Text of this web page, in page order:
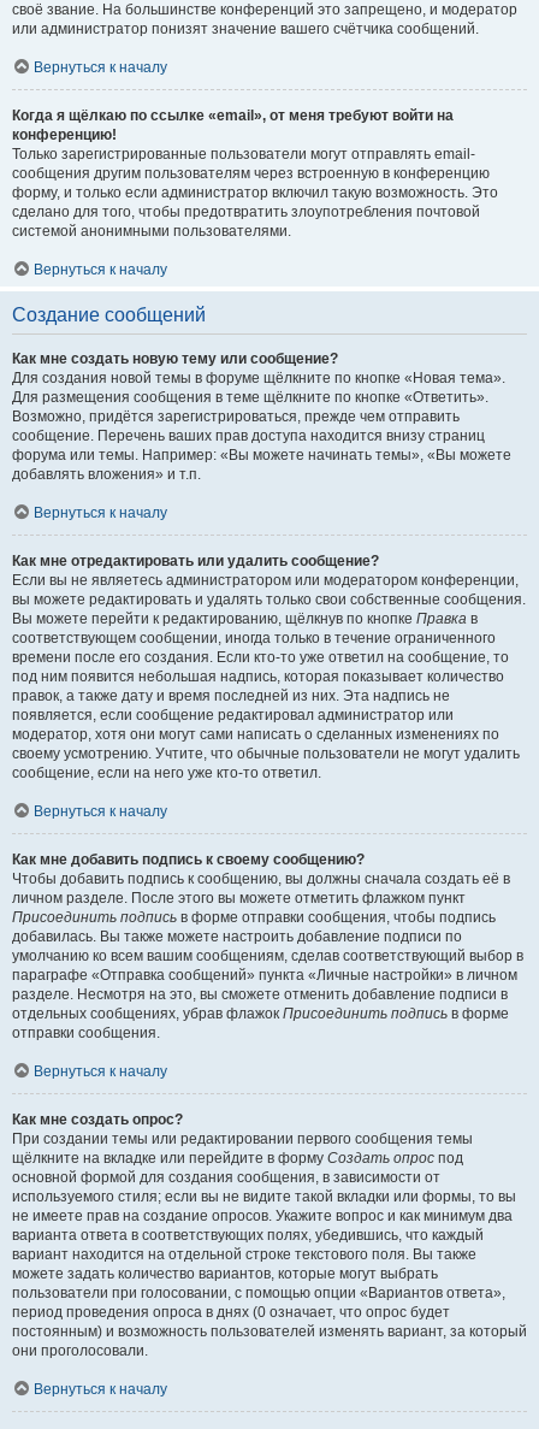
своё звание. На большинстве конференций это запрещено, и модератор
или администратор понизят значение вашего счётчика сообщений.
Вернуться к началу
Когда я щёлкаю по ссылке «email», от меня требуют войти на
конференцию!
Только зарегистрированные пользователи могут отправлять email-
сообщения другим пользователям через встроенную в конференцию
форму, и только если администратор включил такую возможность. Это
сделано для того, чтобы предотвратить злоупотребления почтовой
системой анонимными пользователями.
Вернуться к началу
Создание сообщений
Как мне создать новую тему или сообщение?
Для создания новой темы в форуме щёлкните по кнопке «Новая тема».
Для размещения сообщения в теме щёлкните по кнопке «Ответить».
Возможно, придётся зарегистрироваться, прежде чем отправить
сообщение. Перечень ваших прав доступа находится внизу страниц
форума или темы. Например: «Вы можете начинать темы», «Вы можете
добавлять вложения» и т.п.
Вернуться к началу
Как мне отредактировать или удалить сообщение?
Если вы не являетесь администратором или модератором конференции,
вы можете редактировать и удалять только свои собственные сообщения.
Вы можете перейти к редактированию, щёлкнув по кнопке Правка в
соответствующем сообщении, иногда только в течение ограниченного
времени после его создания. Если кто-то уже ответил на сообщение, то
под ним появится небольшая надпись, которая показывает количество
правок, а также дату и время последней из них. Эта надпись не
появляется, если сообщение редактировал администратор или
модератор, хотя они могут сами написать о сделанных изменениях по
своему усмотрению. Учтите, что обычные пользователи не могут удалить
сообщение, если на него уже кто-то ответил.
Вернуться к началу
Как мне добавить подпись к своему сообщению?
Чтобы добавить подпись к сообщению, вы должны сначала создать её в
личном разделе. После этого вы можете отметить флажком пункт
Присоединить подпись в форме отправки сообщения, чтобы подпись
добавилась. Вы также можете настроить добавление подписи по
умолчанию ко всем вашим сообщениям, сделав соответствующий выбор в
параграфе «Отправка сообщений» пункта «Личные настройки» в личном
разделе. Несмотря на это, вы сможете отменить добавление подписи в
отдельных сообщениях, убрав флажок Присоединить подпись в форме
отправки сообщения.
Вернуться к началу
Как мне создать опрос?
При создании темы или редактировании первого сообщения темы
щёлкните на вкладке или перейдите в форму Создать опрос под
основной формой для создания сообщения, в зависимости от
используемого стиля; если вы не видите такой вкладки или формы, то вы
не имеете прав на создание опросов. Укажите вопрос и как минимум два
варианта ответа в соответствующих полях, убедившись, что каждый
вариант находится на отдельной строке текстового поля. Вы также
можете задать количество вариантов, которые могут выбрать
пользователи при голосовании, с помощью опции «Вариантов ответа»,
период проведения опроса в днях (0 означает, что опрос будет
постоянным) и возможность пользователей изменять вариант, за который
они проголосовали.
Вернуться к началу